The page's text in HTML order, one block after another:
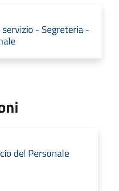
- Segreteria -
del Personale